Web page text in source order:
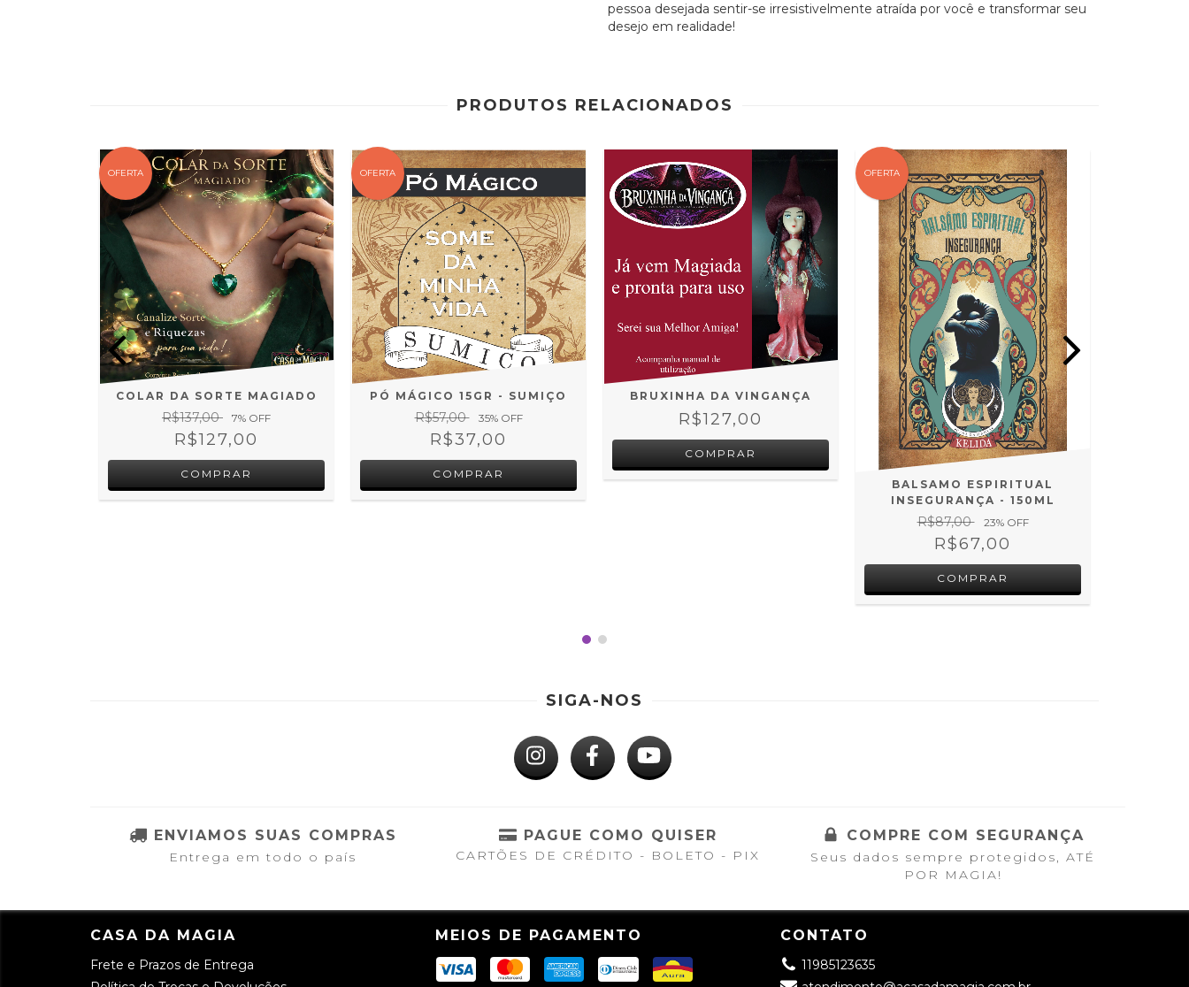
pessoa desejada sentir-se irresistivelmente atraída por você e transformar seu
desejo em realidade!
PRODUTOS RELACIONADOS
OFERTA
COLAR DA SORTE MAGIADO
R$137,00 7% OFF
R$127,00
OFERTA
PÓ MÁGICO 15GR - SUMIÇO
R$57,00 35% OFF
R$37,00
BRUXINHA DA VINGANÇA
R$127,00
OFERTA
BALSAMO ESPIRITUAL
INSEGURANÇA - 150ML
R$87,00 23% OFF
R$67,00
SIGA-NOS
ENVIAMOS SUAS COMPRAS
Entrega em todo o país
PAGUE COMO QUISER
CARTÕES DE CRÉDITO - BOLETO - PIX
COMPRE COM SEGURANÇA
Seus dados sempre protegidos, ATÉ
POR MAGIA!
CASA DA MAGIA
Frete e Prazos de Entrega
MEIOS DE PAGAMENTO CONTATO
11985123635